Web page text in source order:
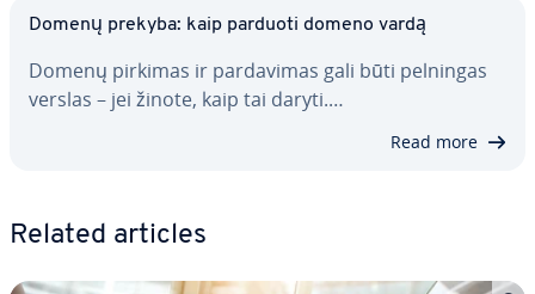
Domenų prekyba: kaip parduoti domeno vardą
Domenų pirkimas ir par­da­vi­mas gali būti pelningas
verslas – jei žinote, kaip tai daryti.…
Read more
Related articles